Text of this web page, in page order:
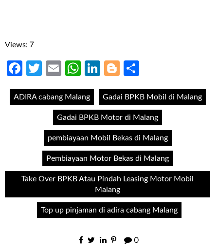
Views: 7
Facebook
Twitter
EmailWhatsApp
LinkedIn
Blogger
ADIRA cabang Malang Gadai BPKB Mobil di Malang
Gadai BPKB Motor di Malang
pembiayaan Mobil Bekas di Malang
Pembiayaan Motor Bekas di Malang
Take Over BPKB Atau Pindah Leasing Motor Mobil
Malang
Top up pinjaman di adira cabang Malang
0